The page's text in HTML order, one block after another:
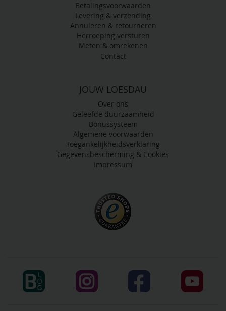
Betalingsvoorwaarden
Levering & verzending
Annuleren & retourneren
Herroeping versturen
Meten & omrekenen
Contact
JOUW LOESDAU
Over ons
Geleefde duurzaamheid
Bonussysteem
Algemene voorwaarden
Toegankelijkheidsverklaring
Gegevensbescherming & Cookies
Impressum